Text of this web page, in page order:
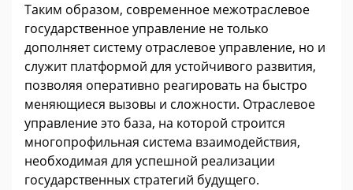
Таким образом, современное межотраслевое
государственное управление не только
дополняет систему отраслевое управление, но и
служит платформой для устойчивого развития,
позволяя оперативно реагировать на быстро
меняющиеся вызовы и сложности. Отраслевое
управление это база, на которой строится
многопрофильная система взаимодействия,
необходимая для успешной реализации
государственных стратегий будущего.